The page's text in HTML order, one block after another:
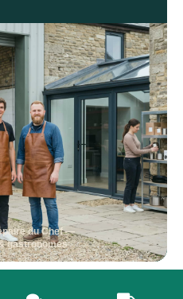
du Chef —
gastronomes